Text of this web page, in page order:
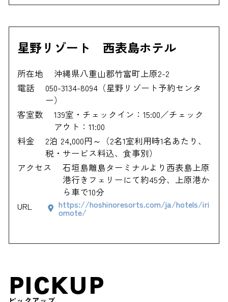
星野リゾート 西表島ホテル
所在地
沖縄県八重山郡竹富町上原2-2
電話
050-3134-8094（星野リゾート予約センタ
ー）
客室数
139室・チェックイン：15:00／チェック
アウト：11:00
料金
2泊 24,000円～（2名1室利用時1名あたり、
税・サービス料込、食事別）
アクセス
石垣島離島ターミナルより西表島上原
港行きフェリーにて約45分、上原港か
ら車で10分
URL
https://hoshinoresorts.com/ja/hotels/iri
omote/
PICKUP